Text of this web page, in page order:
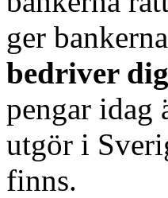
ger
bedriver
pengar idag
utgör i
finns.